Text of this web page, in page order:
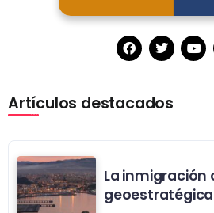
Artículos destacados
La inmigración
geoestratégica